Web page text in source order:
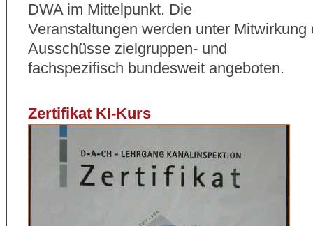
DWA im Mittelpunkt. Die
Veranstaltungen werden unter Mitwirkung
Ausschüsse zielgruppen- und
fachspezifisch bundesweit angeboten.
Zertifikat KI-Kurs